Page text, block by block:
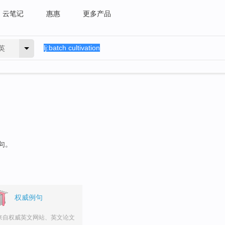
云笔记 惠惠 更多产品
。
权威例句
自权威英文网站、英文论文